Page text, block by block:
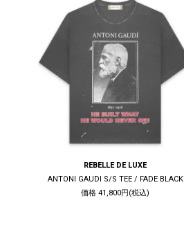
REBELLE DE LUXE
ANTONI GAUDI S/S TEE / FADE BLACK
価格 41,800円(税込)